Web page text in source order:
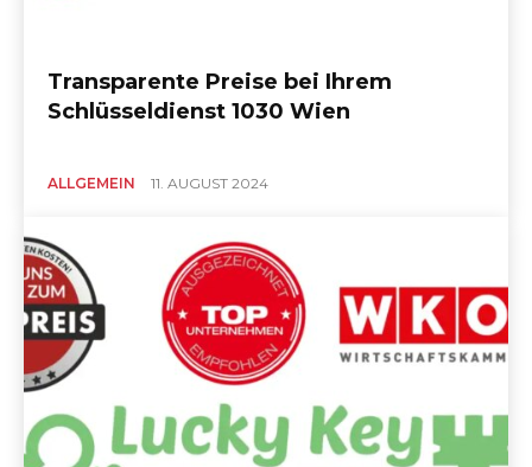
Transparente Preise bei Ihrem
Schlüsseldienst 1030 Wien
ALLGEMEIN 11. AUGUST 2024